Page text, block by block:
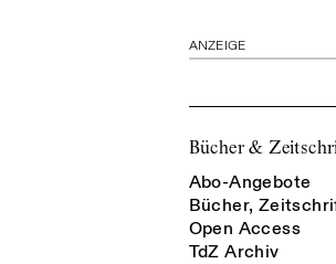
ANZEIGE
Bücher &
Abo-Angebote
Bücher,
Open Access
TdZ Archiv